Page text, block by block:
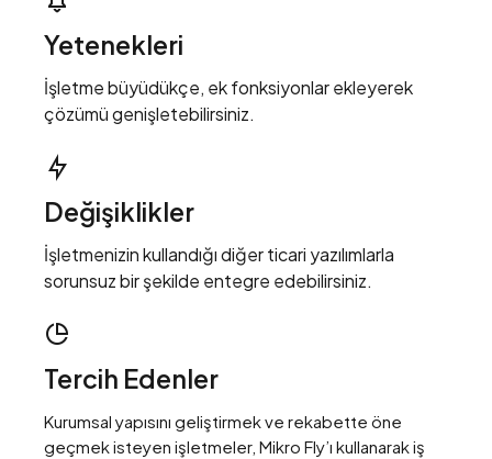
Yetenekleri
İşletme büyüdükçe, ek fonksiyonlar ekleyerek
çözümü genişletebilirsiniz.
Değişiklikler
İşletmenizin kullandığı diğer ticari yazılımlarla
sorunsuz bir şekilde entegre edebilirsiniz.
Tercih Edenler
Kurumsal yapısını geliştirmek ve rekabette öne
geçmek isteyen işletmeler, Mikro Fly’ı kullanarak iş